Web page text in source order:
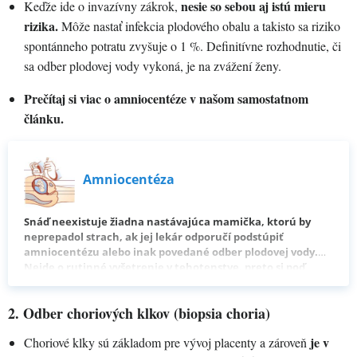
Keďže ide o invazívny zákrok, nesie so sebou aj istú mieru
rizika.Môže nastať infekcia plodového obalu a takisto sa riziko
spontánneho potratu zvyšuje o 1 %. Definitívne rozhodnutie, či
sa odber plodovej vody vykoná, je na zvážení ženy.
Prečítaj si viac o amniocentéze v našom samostatnom
článku.
Amniocentéza
Snáď neexistuje žiadna nastávajúca mamička, ktorú by
neprepadol strach, ak jej lekár odporučí podstúpiť
amniocentézu alebo inak povedané odber plodovej vody.
Nejde o rutinné vyšetrenie v tehotenstve, preto si poď
2. Odber choriových klkov (biopsia choria)
Choriové klky sú základom pre vývoj placenty a zároveň je v